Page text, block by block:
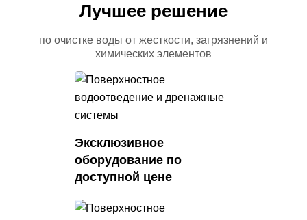
Лучшее решение
по очистке воды от жесткости, загрязнений и
химических элементов
Эксклюзивное
оборудование по
доступной цене